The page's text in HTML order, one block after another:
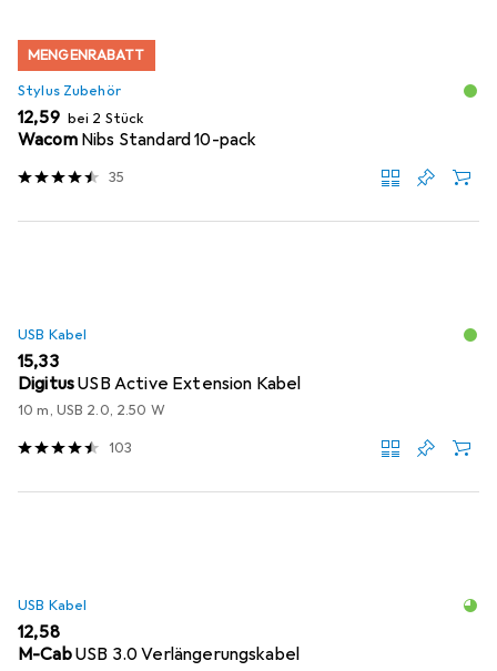
MENGENRABATT
Stylus Zubehör
EUR
12,59 bei 2 Stück
Wacom Nibs Standard 10-pack
35
USB Kabel
EUR
15,33
DigitusUSB Active Extension Kabel
10 m, USB 2.0, 2.50 W
103
USB Kabel
EUR
12,58
M-CabUSB 3.0 Verlängerungskabel